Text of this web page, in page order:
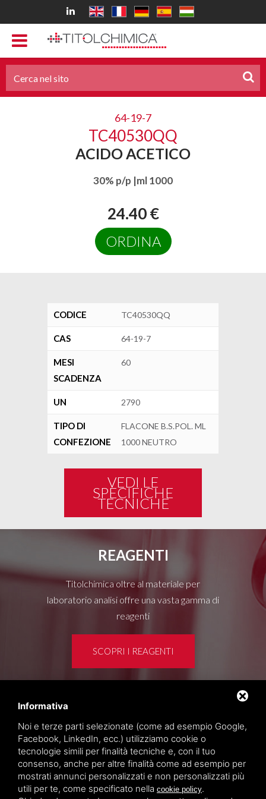
64-19-7
TC40530QQ
ACIDO ACETICO
30% p/p |ml 1000
24.40 €
ORDINA
CODICE TC40530QQ
CAS 64-19-7
MESI
SCADENZA
60
UN 2790
TIPO DI
CONFEZIONE
FLACONE B.S.POL. ML
1000 NEUTRO
VEDI LE
SPECIFICHE
TECNICHE
REAGENTI
Titolchimica oltre al materiale per
laboratorio analisi offre una vasta gamma di
reagenti
SCOPRI I REAGENTI
Area clienti
Privacy policy
Sitemap
TITOLCHIMICA SPA - VIA DELL'ARTIGIANATO, 2
(MACROAREA) 45030 VILLAMARZANA (RO) ITALY,
Informativa
Noi e terze parti selezionate (come ad esempio Google,
Facebook, LinkedIn, ecc.) utilizziamo cookie o
tecnologie simili per finalità tecniche e, con il tuo
consenso, anche per altre finalità come ad esempio per
mostrati annunci personalizzati e non personalizzati più
utili per te, come specificato nella cookie policy.